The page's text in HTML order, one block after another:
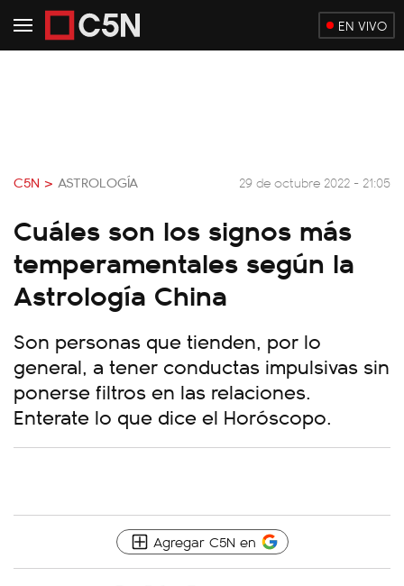
EN VIVO
C5N > ASTROLOGÍA 29 de octubre 2022 - 21:05
Cuáles son los signos más
temperamentales según la
Astrología China
Son personas que tienden, por lo
general, a tener conductas impulsivas sin
ponerse filtros en las relaciones.
Enterate lo que dice el Horóscopo.
Agregar C5N en